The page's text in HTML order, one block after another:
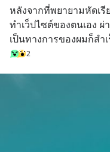
หลังจากที่พยายามหัดเ
ทำเว็ปไซต์ของตนเอง ผ่
เป็นทางการของผมก็สำ
2